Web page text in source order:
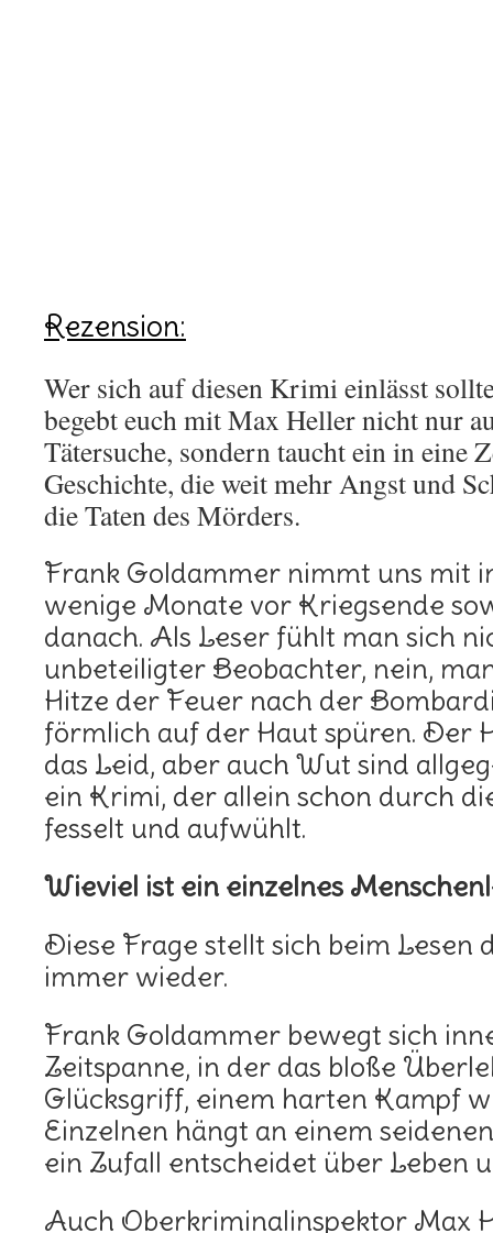
Rezension:
Wer sich auf diesen Krimi einlässt
begebt euch mit Max Heller nicht nur
Tätersuche, sondern taucht ein in eine
Geschichte, die weit mehr Angst und
die Taten des Mörders.
Frank Goldammer nimmt uns mit
wenige Monate vor Kriegsende
danach. Als Leser fühlt man sich
unbeteiligter Beobachter, nein,
Hitze der Feuer nach der
förmlich auf der Haut spüren. Der
das Leid, aber auch Wut sind
ein Krimi, der allein schon durch
fesselt und aufwühlt.
Wieviel ist ein einzelnes
Diese Frage stellt sich beim Lesen
immer wieder.
Frank Goldammer bewegt sich
Zeitspanne, in der das bloße
Glücksgriff, einem harten Kampf
Einzelnen hängt an einem
ein Zufall entscheidet über Leben
Auch Oberkriminalinspektor Max